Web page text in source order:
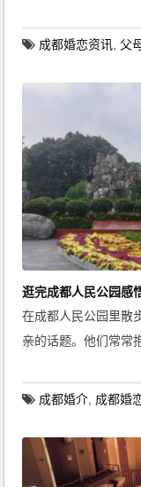
成都婚恋资讯 父
逛完成都人民公园感
在成都人民公园里散
亲的话题。他们常常
成都婚介 成都婚